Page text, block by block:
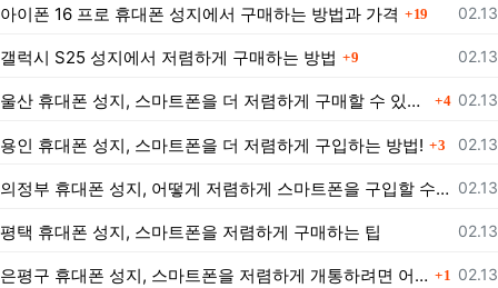
등록
02.13
아이폰 16 프로 휴대폰 성지에서 구매하는 방법과 가격 19
등록
02.13
갤럭시 S25 성지에서 저렴하게 구매하는 방법 9
등록
02.13
울산 휴대폰 성지, 스마트폰을 더 저렴하게 구매할 수 있는 방법은? 댓글
4
등록
02.13
용인 휴대폰 성지, 스마트폰을 더 저렴하게 구입하는 방법! 댓글
3
등록
02.13
의정부 휴대폰 성지, 어떻게 저렴하게 스마트폰을 구입할 수 있을까?
등록
02.13
평택 휴대폰 성지, 스마트폰을 저렴하게 구매하는 팁
등록
02.13
은평구 휴대폰 성지, 스마트폰을 저렴하게 개통하려면 어떻게 해야 할까? 댓글
1